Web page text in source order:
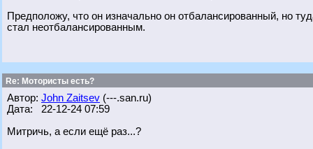
Предположу, что он изначально он отбалансированный, но
стал неотбалансированным.
Re: Мотористы есть?
Автор: John Zaitsev (---.san.ru)
Дата: 22-12-24 07:59
Митричь, а если ещё раз...?